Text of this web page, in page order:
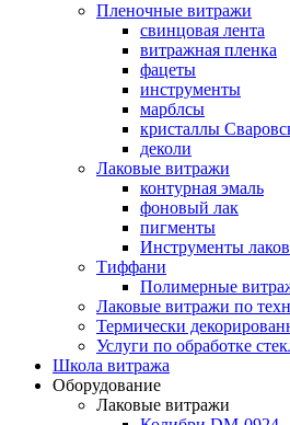
Пленочные витражи
свинцовая лента
витражная пленка
фацеты
инструменты
марблсы
кристаллы
деколи
Лаковые витражи
контурная эмаль
фоновый лак
пигменты
Инструменты
Тиффани
Полимерные
Лаковые витражи по
Термически
Услуги по обработке
Школа витража
Оборудование
Лаковые витражи